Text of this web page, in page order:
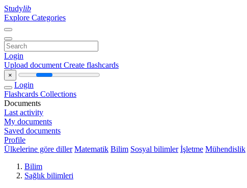
Studylib
Explore Categories
Login
Upload document Create flashcards
×
Login
Flashcards Collections
Documents
Last activity
My documents
Saved documents
Profile
Ülkelerine göre diller Matematik Bilim Sosyal bilimler İşletme Mühendislik
Bilim
Sağlık bilimleri